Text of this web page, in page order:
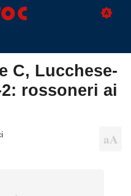
C, Lucchese-
rossoneri ai